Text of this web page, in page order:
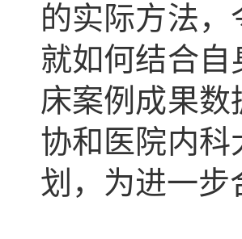
的实际方法
就如何结合
床案例成果
协和医院内科
划，为进一步